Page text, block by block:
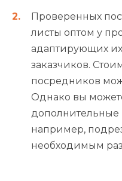
Проверенных
листы оптом у
адаптирующих
заказчиков.
посредников
Однако вы
дополнительные
например,
необходимым